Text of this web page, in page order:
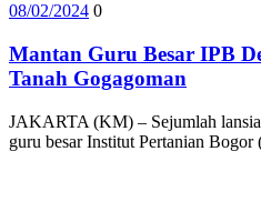
08/02/2024 0
Mantan Guru Besar IPB
Tanah Gogagoman
JAKARTA (KM) – Sejumlah
guru besar Institut Pertanian Bogor